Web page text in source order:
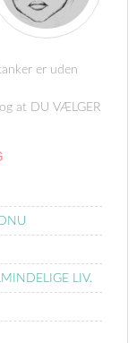
er uden
at DU VÆLGER
LIV.